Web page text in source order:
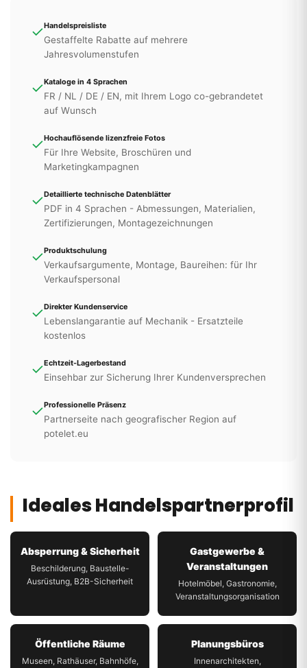
✓Handelspreisliste
Gestaffelte Rabatte auf mehrere
Jahresvolumenstufen
✓Kataloge in 4 Sprachen
FR / NL / DE / EN, mit Ihrem Logo co-gebrandetet
auf Wunsch
✓Hochauflösende lizenzfreie Fotos
Für Ihre Website, Broschüren und
Marketingkampagnen
✓Detaillierte technische Datenblätter
PDF in 4 Sprachen - Abmessungen, Materialien,
Zertifizierungen, Montagezeichnungen
✓Produktschulung
Verkaufsargumente, Montage, Baureihen: für Ihr
Verkaufspersonal
✓Direkter Kundenservice
Lebenslangarantie auf Mechanik - Ersatzteile
kostenlos
✓Echtzeit-Lagerbestand
Einsehbar zur Sicherung Ihrer Kundenversprechen
✓Professionelle Präsenz
Partnerseite nach geografischer Region auf
potelet.eu
Ideales Handelspartnerprofil
Absperrung & Sicherheit
Beschilderung, Baustelle-
Ausrüstung, B2B-Sicherheit
Gastgewerbe &
Veranstaltungen
Hotelmöbel, Gastronomie,
Veranstaltungsorganisation
Öffentliche Räume
Museen, Rathäuser, Bahnhöfe,
Planungsbüros
Innenarchitekten,